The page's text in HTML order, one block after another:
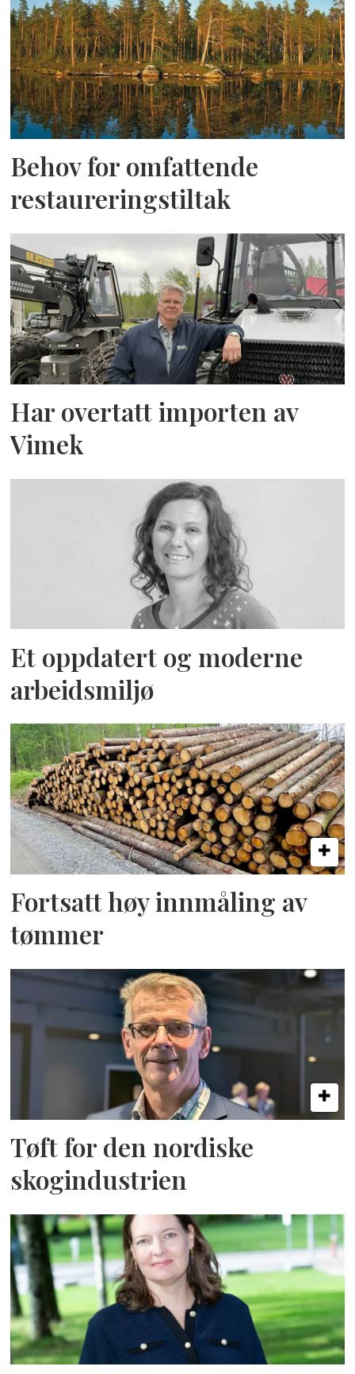
Behov for omfattende
restaureringstiltak
Har overtatt importen av
Vimek
Et oppdatert og moderne
arbeidsmiljø
Fortsatt høy innmåling av
tømmer
Tøft for den nordiske
skogindustrien